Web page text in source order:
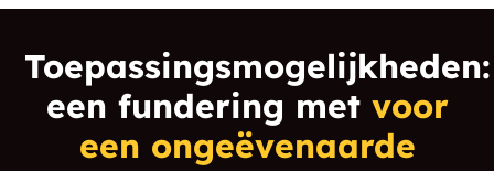
Toepassingsmogelijkheden:
een fundering met voor
een ongeëvenaarde